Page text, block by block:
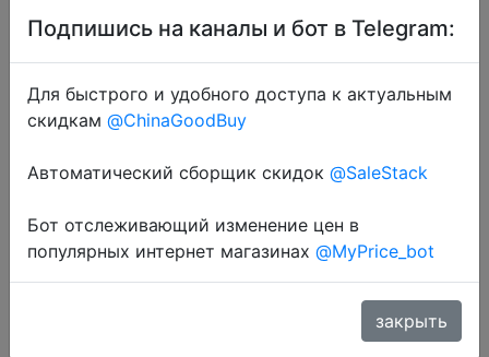
$6.82
Coins
Перейти в магазин
Знижка монетками 413 Coins у додатку через
Подпишись на каналы и бот в Telegram:
Для быстрого и удобного доступа к актуальным
скидкам @ChinaGoodBuy
Автоматический сборщик скидок @SaleStack
Бот отслеживающий изменение цен в
популярных интернет магазинах @MyPrice_bot
закрыть